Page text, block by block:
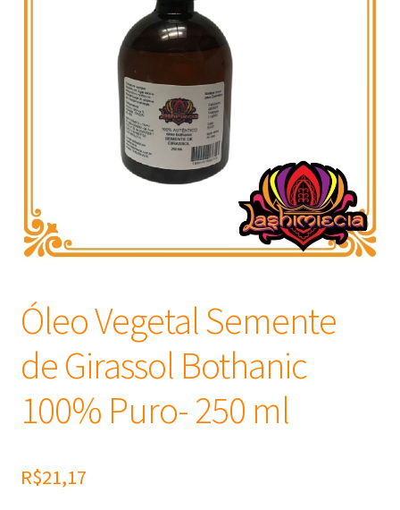
Corante, Pigmento e Óxido
Manteiga
Insumos para Vela
Óleo Vegetal Semente
de Girassol Bothanic
100% Puro- 250 ml
R$21,17